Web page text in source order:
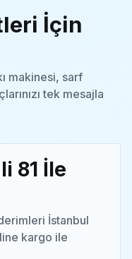
İçin
makinesi, sarf
tek mesajla
81 İle
İstanbul
kargo ile